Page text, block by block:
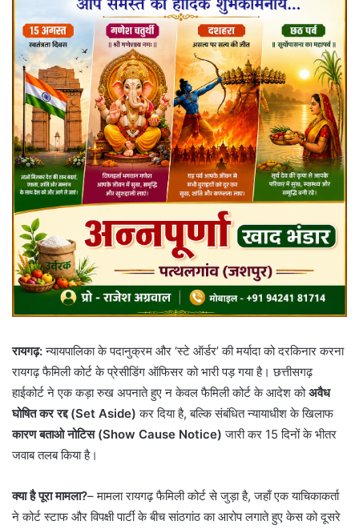
रायगढ़:न्यायपालिका के पदानुक्रम और ‘स्टे ऑर्डर’ की मर्यादा को दरकिनार करना
रायगढ़ फैमिली कोर्ट के प्रेसीडिंग ऑफिसर को भारी पड़ गया है। छत्तीसगढ़
हाईकोर्ट ने एक कड़ा रुख अपनाते हुए न केवल फैमिली कोर्ट के आदेश कोअवैध
घोषित कर रद्द (Set Aside) कर दिया है, बल्कि संबंधित न्यायाधीश के खिलाफ
कारण बताओ नोटिस (Show Cause Notice) जारी कर 15 दिनों के भीतर
जवाब तलब किया है।
क्या है पूरा मामला?– मामला रायगढ़ फैमिली कोर्ट से जुड़ा है, जहाँ एक याचिकाकर्ता
ने कोर्ट स्टाफ और विपक्षी पार्टी के बीच सांठगांठ का आरोप लगाते हुए केस को दूसरे